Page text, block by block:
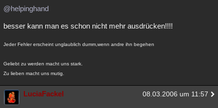
@helpinghand
besser kann man es schon nicht mehr ausdrücken!!!!
Jeder Fehler erscheint unglaublich dumm,wenn andre ihn begehen
Geliebt zu werden macht uns stark.
Zu lieben macht uns mutig.
LuciaFackel 08.03.2006 um 11:57